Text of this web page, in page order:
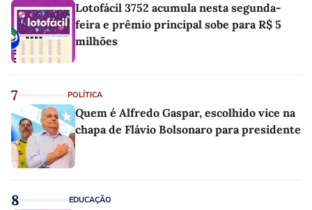
Lotofácil 3752 acumula nesta segunda-
feira e prêmio principal sobe para R$ 5
milhões
7 POLÍTICA
Quem é Alfredo Gaspar, escolhido vice na
chapa de Flávio Bolsonaro para presidente
8 EDUCAÇÃO